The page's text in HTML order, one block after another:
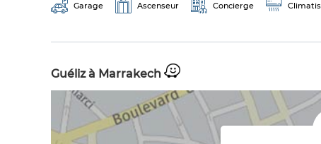
Garage Ascenseur Concierge
Guéliz à Marrakech